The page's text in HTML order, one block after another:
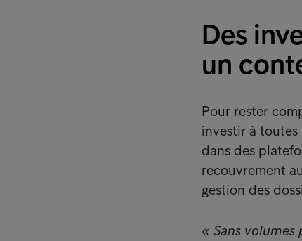
Des
un
Pour rester
investir à
dans des
recouvrement
gestion des
« Sans volumes